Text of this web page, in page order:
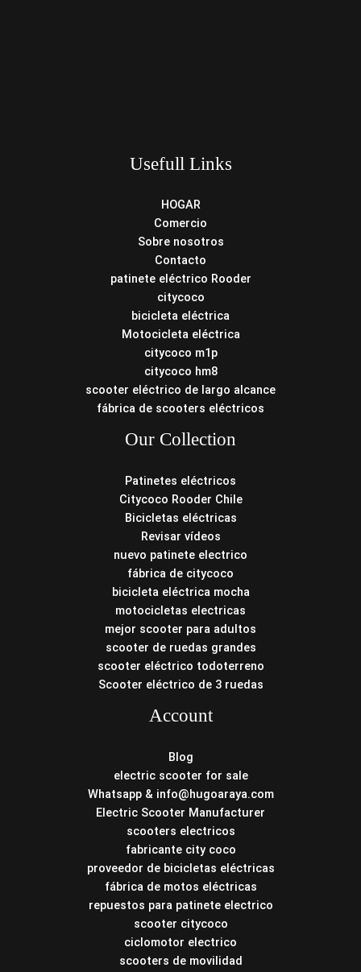
Usefull Links
HOGAR
Comercio
Sobre nosotros
Contacto
patinete eléctrico Rooder
citycoco
bicicleta eléctrica
Motocicleta eléctrica
citycoco m1p
citycoco hm8
scooter eléctrico de largo alcance
fábrica de scooters eléctricos
Our Collection
Patinetes eléctricos
Citycoco Rooder Chile
Bicicletas eléctricas
Revisar vídeos
nuevo patinete electrico
fábrica de citycoco
bicicleta eléctrica mocha
motocicletas electricas
mejor scooter para adultos
scooter de ruedas grandes
scooter eléctrico todoterreno
Scooter eléctrico de 3 ruedas
Account
Blog
electric scooter for sale
Whatsapp & info@hugoaraya.com
Electric Scooter Manufacturer
scooters electricos
fabricante city coco
proveedor de bicicletas eléctricas
fábrica de motos eléctricas
repuestos para patinete electrico
scooter citycoco
ciclomotor electrico
scooters de movilidad